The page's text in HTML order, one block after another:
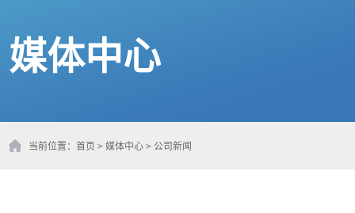
媒体中心
当前位置：首页 >媒体中心 > 公司新闻